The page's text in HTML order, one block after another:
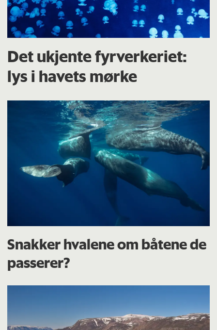
Det ukjente fyrverkeriet:
lys i havets mørke
Snakker hvalene om båtene de
passerer?